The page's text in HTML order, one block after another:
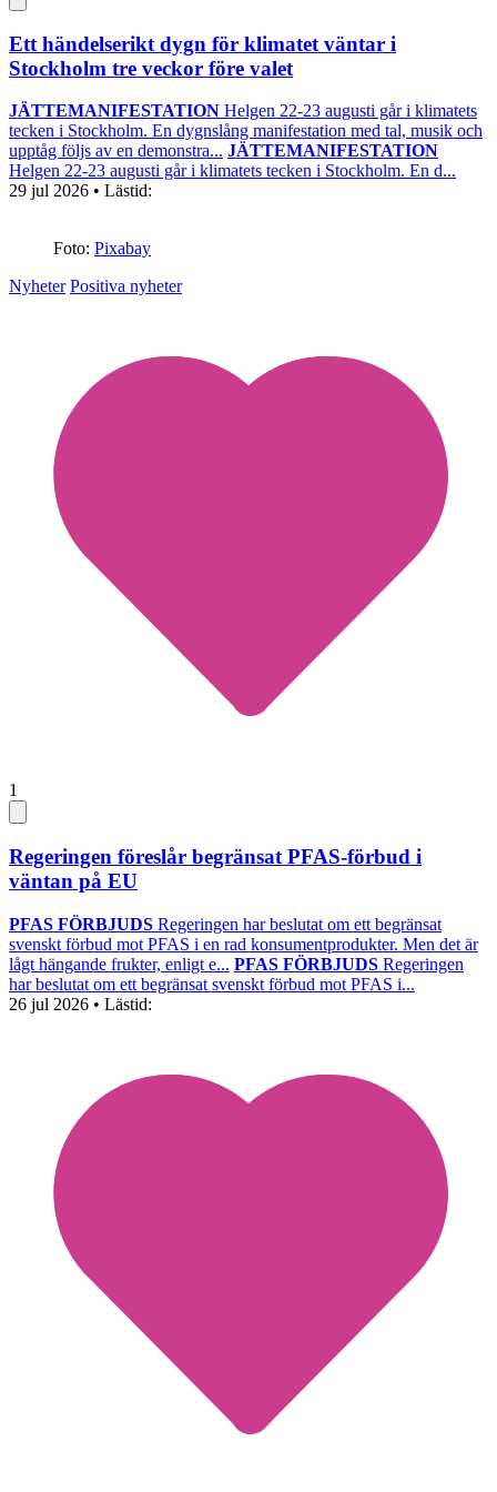
Ett händelserikt dygn för klimatet väntar i
Stockholm tre veckor före valet
JÄTTEMANIFESTATION Helgen 22-23 augusti går i klimatets
tecken i Stockholm. En dygnslång manifestation med tal, musik och
upptåg följs av en demonstra... JÄTTEMANIFESTATION
Helgen 22-23 augusti går i klimatets tecken i Stockholm. En d...
29 jul 2026 • Lästid:
Foto: Pixabay
Nyheter Positiva nyheter
1
Regeringen föreslår begränsat PFAS-förbud i
väntan på EU
PFAS FÖRBJUDS Regeringen har beslutat om ett begränsat
svenskt förbud mot PFAS i en rad konsumentprodukter. Men det är
lågt hängande frukter, enligt e... PFAS FÖRBJUDS Regeringen
har beslutat om ett begränsat svenskt förbud mot PFAS i...
26 jul 2026 • Lästid: